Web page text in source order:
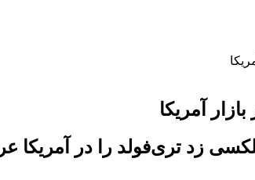
آمریکا